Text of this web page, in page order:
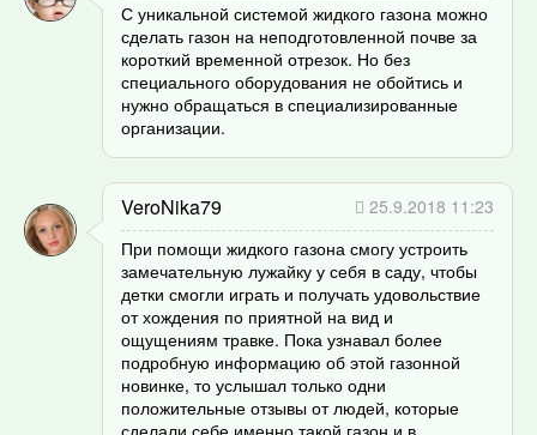
С уникальной системой жидкого газона можно
сделать газон на неподготовленной почве за
короткий временной отрезок. Но без
специального оборудования не обойтись и
нужно обращаться в специализированные
организации.
VeroNika79
25.9.2018 11:23
При помощи жидкого газона смогу устроить
замечательную лужайку у себя в саду, чтобы
детки смогли играть и получать удовольствие
от хождения по приятной на вид и
ощущениям травке. Пока узнавал более
подробную информацию об этой газонной
новинке, то услышал только одни
положительные отзывы от людей, которые